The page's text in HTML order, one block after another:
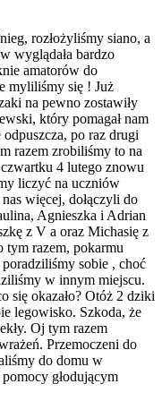
rozłożyliśmy siano, a
wyglądała bardzo
amatorów do
myliliśmy się ! Już
na pewno zostawiły
który pomagał nam
po raz drugi
razem zrobiliśmy to na
4 lutego znowu
liczyć na uczniów
więcej, dołączyli do
Agnieszka i Adrian
z V a oraz Michasię z
tym razem, pokarmu
sobie , choć
w innym miejscu.
się okazało? Otóż 2 dziki
legowisko. Szkoda, że
Oj tym razem
Przemoczeni do
do domu w
głodującym